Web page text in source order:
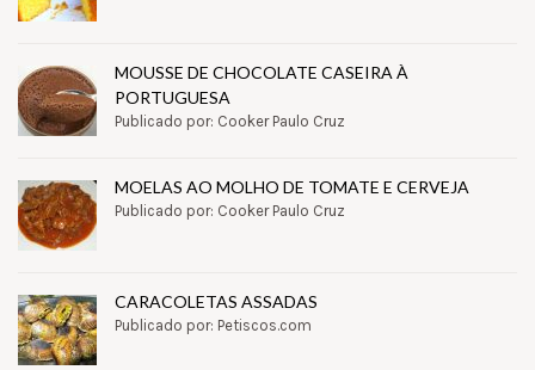
MOUSSE DE CHOCOLATE CASEIRA À
PORTUGUESA
Publicado por: Cooker Paulo Cruz
MOELAS AO MOLHO DE TOMATE E CERVEJA
Publicado por: Cooker Paulo Cruz
CARACOLETAS ASSADAS
Publicado por: Petiscos.com